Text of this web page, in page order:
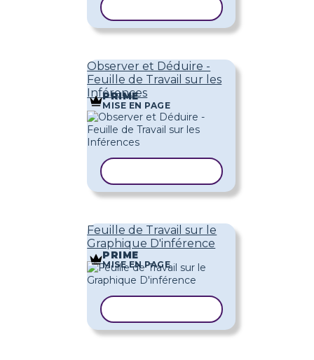
Observer et Déduire -
Feuille de Travail sur les
Inférences
PRIME
MISE EN PAGE
Feuille de Travail sur le
Graphique D'inférence
PRIME
MISE EN PAGE